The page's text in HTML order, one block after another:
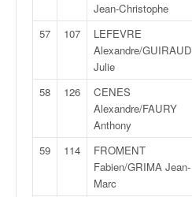
Jean-Christophe
57 107
LEFEVRE
Alexandre/GUIRAUD
Julie
58 126
CENES
Alexandre/FAURY
Anthony
59 114
FROMENT
Fabien/GRIMA Jean-
Marc